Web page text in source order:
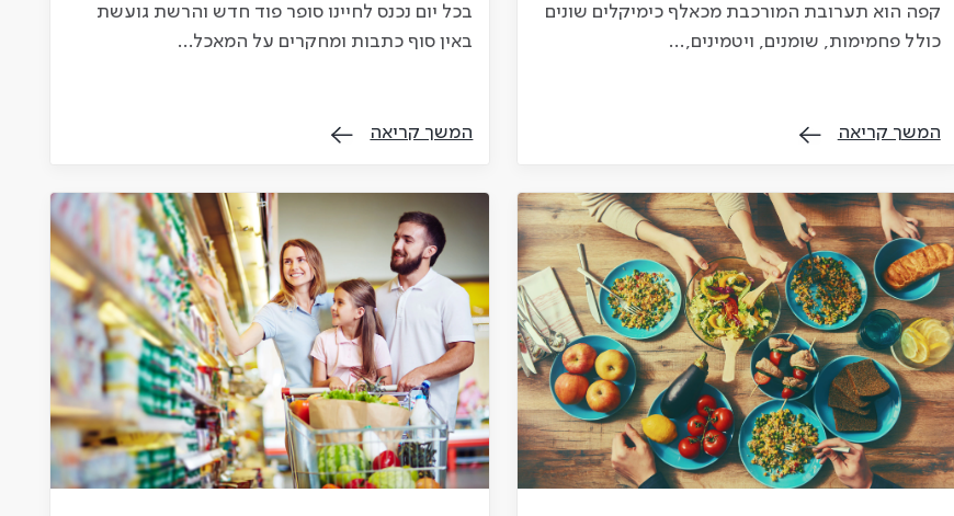
קפה הוא תערובת המורכבת מכאלף כימיקלים שונים
כולל פחמימות, שומנים, ויטמינים,…
המשך קריאה
בכל יום נכנס לחיינו סופר פוד חדש והרשת גועשת
באין סוף כתבות ומחקרים על המאכל…
המשך קריאה